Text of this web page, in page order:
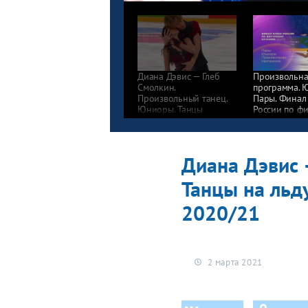
Диана Дэвис — Глеб
Смолкин.
Произвольный танец.
Юниоры. Танцы
на льду. Финал Кубка
России по фигурному
программа.
Пары. Финал
России по
катанию
Диана Дэвис
Танцы на
2020/21
2 марта 2021